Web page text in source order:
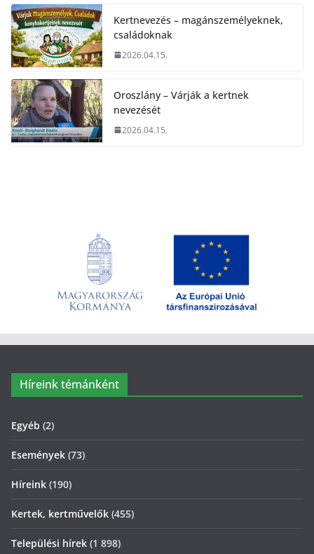
Kertnevezés – magánszemélyeknek,
családoknak
2026.04.15.
Oroszlány – Várják a kertnek
nevezését
2026.04.15.
Híreink témánként
Egyéb (2)
Események (73)
Híreink (190)
Kertek, kertművelők (455)
Települési hírek (1 898)